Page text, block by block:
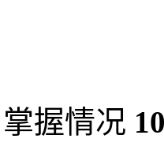
掌握情况